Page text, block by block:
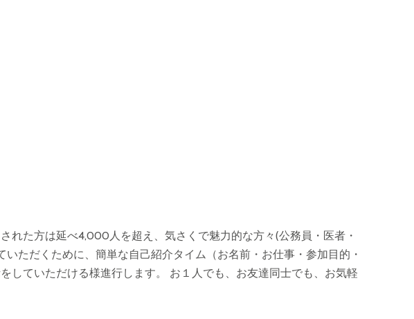
れた方は延べ4,000人を超え、気さくで魅力的な方々(公務員・医者・
ただくために、簡単な自己紹介タイム（お名前・お仕事・参加目的・
していただける様進行します。 お１人でも、お友達同士でも、お気軽